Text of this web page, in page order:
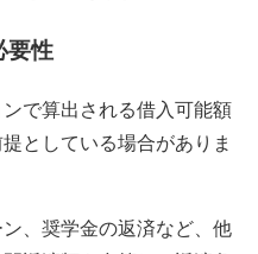
要性
で算出される借入可能額
としている場合がありま
、奨学金の返済など、他